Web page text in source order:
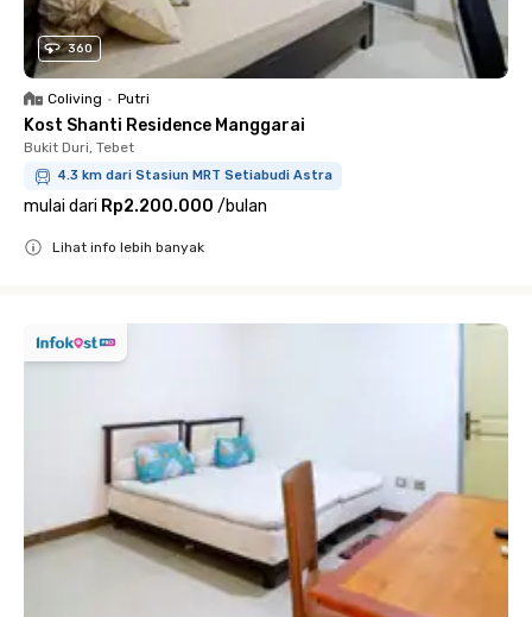
360
Coliving • Putri
Kost Shanti Residence Manggarai
Bukit Duri, Tebet
4.3 km dari Stasiun MRT Setiabudi Astra
mulai dari Rp2.200.000 /bulan
Lihat info lebih banyak